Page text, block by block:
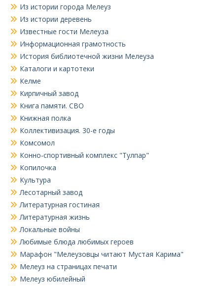
Из истории города Мелеуз
Из истории деревень
Известные гости Мелеуза
Информационная грамотность
История библиотечной жизни Мелеуза
Каталоги и картотеки
Келме
Кирпичный завод
Книга памяти. СВО
Книжная полка
Коллективизация. 30-е годы
Комсомол
Конно-спортивный комплекс "Тулпар"
Копилочка
Культура
Лесотарный завод
Литературная гостиная
Литературная жизнь
Локальные войны
Любимые блюда любимых героев
Марафон "Мелеузовцы читают Мустая Карима"
Мелеуз на страницах печати
Мелеуз юбилейный